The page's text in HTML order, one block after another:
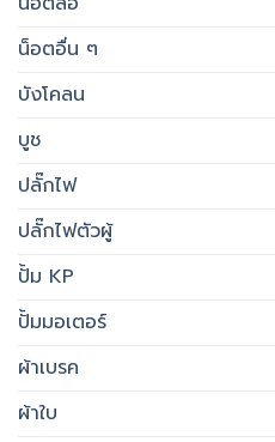
น็อตอื่น ๆ
บังโคลน
บูช
ปลั๊กไฟ
ปลั๊กไฟตัวผู้
ปั้ม KP
ปั้มมอเตอร์
ผ้าเบรค
ผ้าใบ